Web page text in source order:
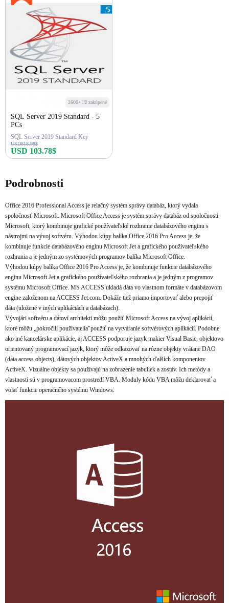
2600+Už zakúpené
SQL Server 2019 Standard - 5
PCs
SQL Server 2019 Standard Key
USD818.98$
USD 103.78$
Podrobnosti
Office 2016 Professional Access je relačný systém správy databáz, ktorý vydala
spoločnosť Microsoft. Microsoft Office Access je systém správy databáz od spoločnosti
Microsoft, ktorý kombinuje grafické používateľské rozhranie databázového enginu s
nástrojmi na vývoj softvéru. Výhodou kúpy balíka Office 2016 Pro Access je, že
kombinuje funkcie databázového enginu Microsoft Jet a grafického používateľského
rozhrania a je jedným zo systémových programov balíka Microsoft Office.
Výhodou kúpy balíka Office 2016 Pro Access je, že kombinuje funkcie databázového
enginu Microsoft Jet a grafického používateľského rozhrania a je jedným z programov
systému Microsoft Office. MS ACCESS ukladá dáta vo vlastnom formáte v databázovom
engine založenom na ACCESS Jet.com. Dokáže tiež priamo importovať alebo prepojiť
dáta (uložené v iných aplikáciách a databázach).
Vývojári softvéru a dátoví architekti môžu použiť Microsoft Access na vývoj aplikácií,
ktoré môžu „pokročilí používatelia"použiť na vytváranie softvérových aplikácií. Podobne
ako iné kancelárske aplikácie, aj ACCESS podporuje jazyk makier Visual Basic, objektovo
orientovaný programovací jazyk, ktorý môže odkazovať na rôzne objekty vrátane DAO
(data access objects), dátových objektov ActiveX a mnohých ďalších komponentov
ActiveX. Vizuálne objekty sa používajú na zobrazenie tabuliek a zostáv. Ich metódy a
vlastnosti sú v programovacom prostredí VBA. Moduly kódu VBA môžu deklarovať a
volať funkcie operačného systému Windows.